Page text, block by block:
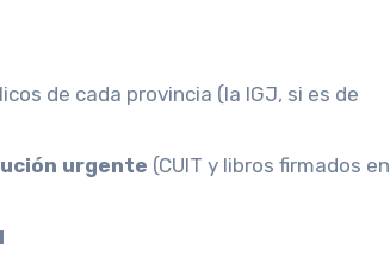
de cada provincia (la IGJ, si es de
urgente (CUIT y libros firmados en